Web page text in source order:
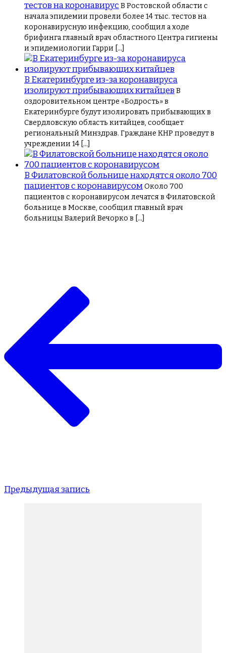
тестов на коронавирус В Ростовской области с
начала эпидемии провели более 14 тыс. тестов на
коронавирусную инфекцию, сообщил а ходе
брифинга главный врач областного Центра гигиены
и эпидемиологии Гарри […]
В Екатеринбурге из-за коронавируса
изолируют прибывающих китайцев В
оздоровительном центре «Бодрость» в
Екатеринбурге будут изолировать прибывающих в
Свердловскую область китайцев, сообщает
региональный Минздрав. Граждане КНР проведут в
учреждении 14 […]
В Филатовской больнице находятся около 700
пациентов с коронавирусомОколо 700
пациентов с коронавирусом лечатся в Филатовской
больнице в Москве, сообщил главный врач
больницы Валерий Вечорко в […]
Предыдущая запись